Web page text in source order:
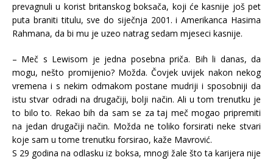
prevagnuli u korist britanskog boksača, koji će kasnije još pet
puta braniti titulu, sve do siječnja 2001. i Amerikanca Hasima
Rahmana, da bi mu je uzeo natrag sedam mjeseci kasnije.
– Meč s Lewisom je jedna posebna priča. Bih li danas, da
mogu, nešto promijenio? Možda. Čovjek uvijek nakon nekog
vremena i s nekim odmakom postane mudriji i sposobniji da
istu stvar odradi na drugačiji, bolji način. Ali u tom trenutku je
to bilo to. Rekao bih da sam se za taj meč mogao pripremiti
na jedan drugačiji način. Možda ne toliko forsirati neke stvari
koje sam u tome trenutku forsirao, kaže Mavrović.
S 29 godina na odlasku iz boksa, mnogi žale što ta karijera nije